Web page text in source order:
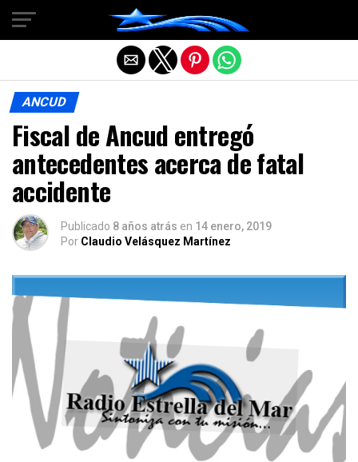
ANCUD
Fiscal de Ancud entregó
antecedentes acerca de fatal
accidente
Publicado 8 años atrás en 14 enero, 2019
Por Claudio Velásquez Martínez
Salir de la versión móvil